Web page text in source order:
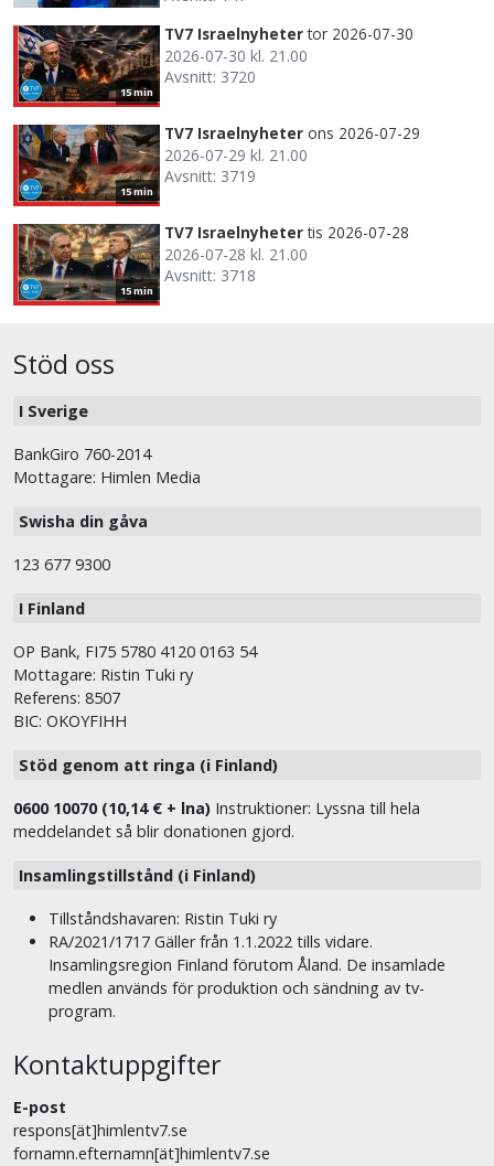
15 min
TV7 Israelnyheter tor 2026-07-30
2026-07-30 kl. 21.00
Avsnitt: 3720
15 min
TV7 Israelnyheter ons 2026-07-29
2026-07-29 kl. 21.00
Avsnitt: 3719
15 min
TV7 Israelnyheter tis 2026-07-28
2026-07-28 kl. 21.00
Avsnitt: 3718
Stöd oss
I Sverige
BankGiro 760-2014
Mottagare: Himlen Media
Swisha din gåva
123 677 9300
I Finland
OP Bank, FI75 5780 4120 0163 54
Mottagare: Ristin Tuki ry
Referens: 8507
BIC: OKOYFIHH
Stöd genom att ringa (i Finland)
0600 10070 (10,14 € + lna) Instruktioner: Lyssna till hela
meddelandet så blir donationen gjord.
Insamlingstillstånd (i Finland)
Tillståndshavaren: Ristin Tuki ry
RA/2021/1717 Gäller från 1.1.2022 tills vidare.
Insamlingsregion Finland förutom Åland. De insamlade
medlen används för produktion och sändning av tv-
program.
Kontaktuppgifter
E-post
respons[ät]himlentv7.se
fornamn.efternamn[ät]himlentv7.se